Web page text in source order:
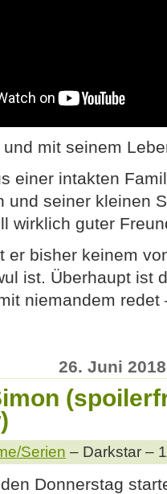
mit seinem
einer intakten
und seiner kleinen
wirklich guter
er bisher keinem
ist. Überhaupt ist
niemandem
26. Juni 2018
Serien – Darkstar –
Donnerstag